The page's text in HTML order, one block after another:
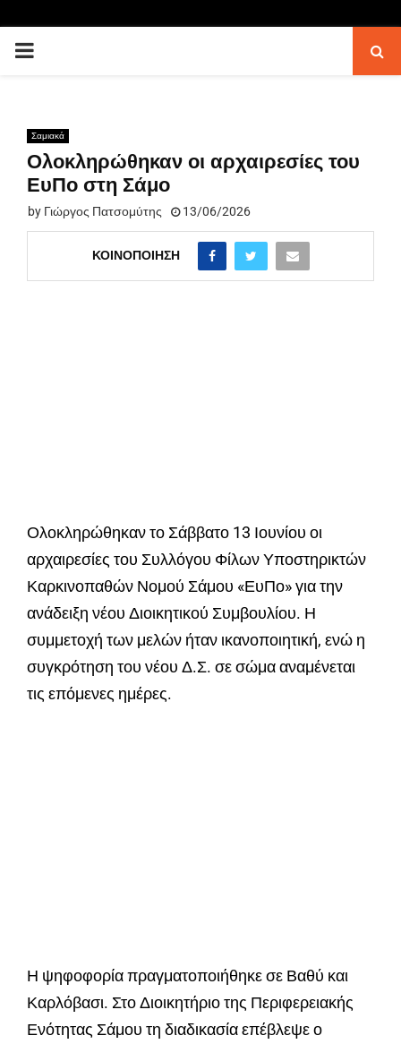
PRIMARY
Σαμιακά
Ολοκληρώθηκαν οι αρχαιρεσίες του
ΕυΠο στη Σάμο
by Γιώργος Πατσομύτης 13/06/2026
ΚΟΙΝΟΠΟΊΗΣΗ
Ολοκληρώθηκαν το Σάββατο 13 Ιουνίου οι
αρχαιρεσίες του Συλλόγου Φίλων Υποστηρικτών
Καρκινοπαθών Νομού Σάμου «ΕυΠο» για την
ανάδειξη νέου Διοικητικού Συμβουλίου. Η
συμμετοχή των μελών ήταν ικανοποιητική, ενώ η
συγκρότηση του νέου Δ.Σ. σε σώμα αναμένεται
τις επόμενες ημέρες.
Η ψηφοφορία πραγματοποιήθηκε σε Βαθύ και
Καρλόβασι. Στο Διοικητήριο της Περιφερειακής
Ενότητας Σάμου τη διαδικασία επέβλεψε ο